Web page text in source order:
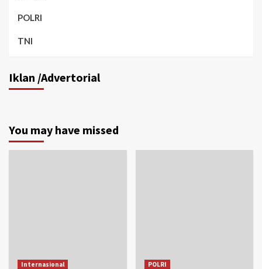
POLRI
TNI
Iklan /Advertorial
You may have missed
Internasional POLRI